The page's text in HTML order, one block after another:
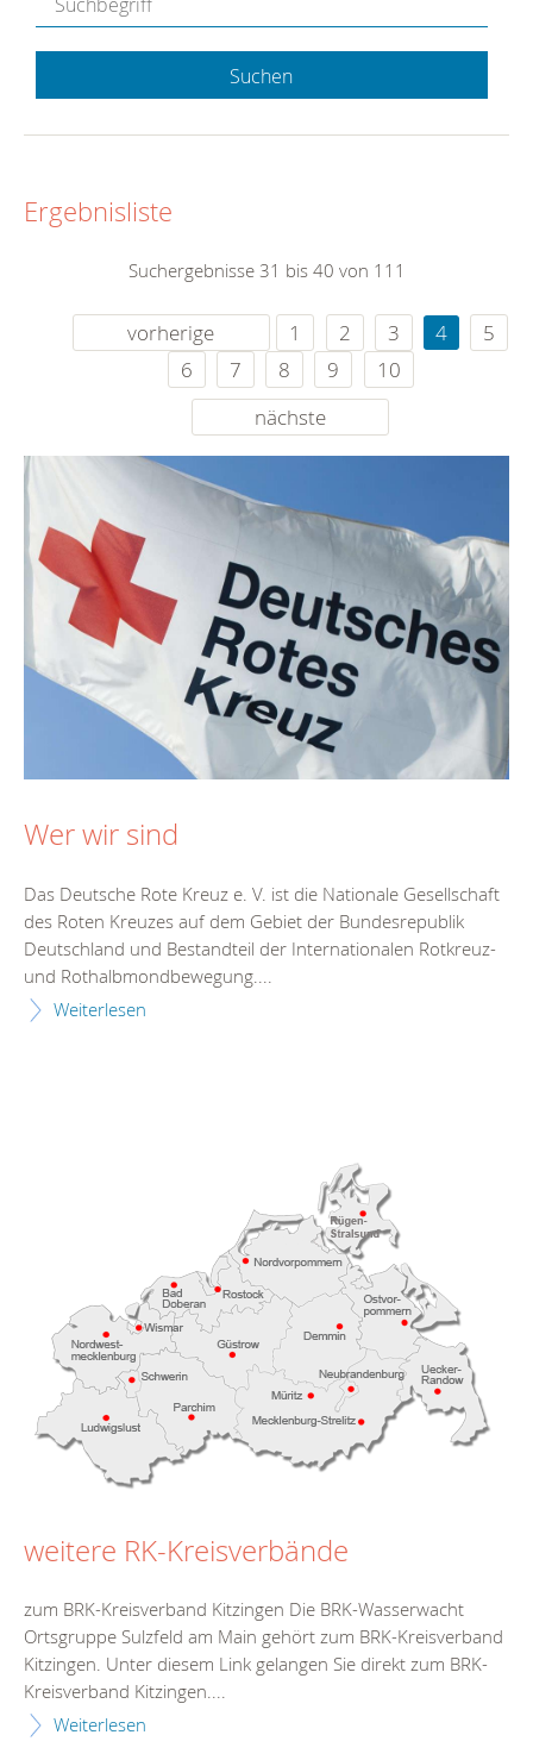
Suchen
Ergebnisliste
Suchergebnisse 31 bis 40 von 111
vorherige 1 2 3 4
5
6
7 8 9
10
nächste
Wer wir sind
Das Deutsche Rote Kreuz e. V. ist die Nationale Gesellschaft
des Roten Kreuzes auf dem Gebiet der Bundesrepublik
Deutschland und Bestandteil der Internationalen Rotkreuz-
und Rothalbmondbewegung....
Weiterlesen
weitere RK-Kreisverbände
zum BRK-Kreisverband Kitzingen Die BRK-Wasserwacht
Ortsgruppe Sulzfeld am Main gehört zum BRK-Kreisverband
Kitzingen. Unter diesem Link gelangen Sie direkt zum BRK-
Kreisverband Kitzingen....
Weiterlesen